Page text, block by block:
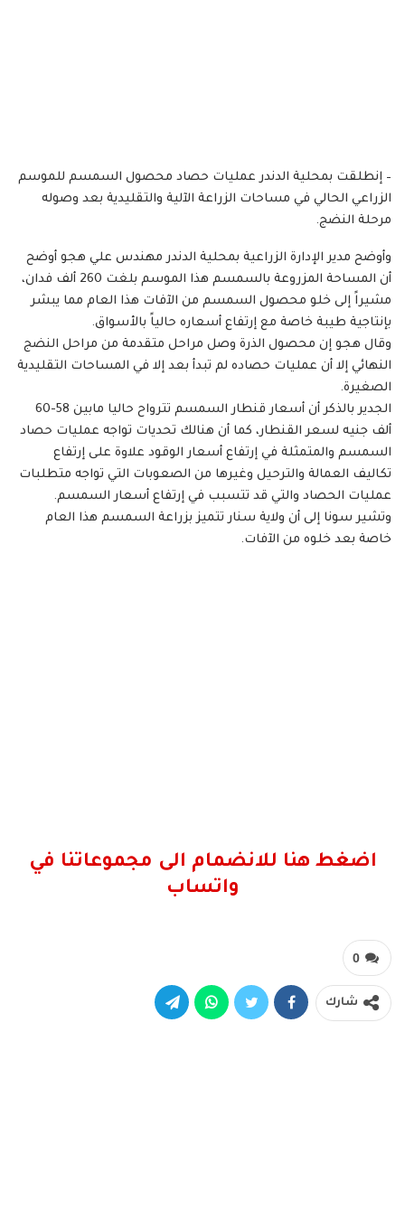
– إنطلقت بمحلية الدندر عمليات حصاد محصول السمسم للموسم
الزراعي الحالي في مساحات الزراعة الآلية والتقليدية بعد وصوله
مرحلة النضج.
وأوضح مدير الإدارة الزراعية بمحلية الدندر مهندس علي هجو أوضح
أن المساحة المزروعة بالسمسم هذا الموسم بلغت 260 ألف فدان،
مشيراً إلى خلو محصول السمسم من الآفات هذا العام مما يبشر
بإنتاجية طيبة خاصة مع إرتفاع أسعاره حالياً بالأسواق.
وقال هجو إن محصول الذرة وصل مراحل متقدمة من مراحل النضج
النهائي إلا أن عمليات حصاده لم تبدأ بعد إلا في المساحات التقليدية
الصغيرة.
الجدير بالذكر أن أسعار قنطار السمسم تترواح حاليا مابين 58-60
ألف جنيه لسعر القنطار، كما أن هنالك تحديات تواجه عمليات حصاد
السمسم والمتمثلة في إرتفاع أسعار الوقود علاوة على إرتفاع
تكاليف العمالة والترحيل وغيرها من الصعوبات التي تواجه متطلبات
عمليات الحصاد والتي قد تتسبب في إرتفاع أسعار السمسم.
وتشير سونا إلى أن ولاية سنار تتميز بزراعة السمسم هذا العام
خاصة بعد خلوه من الآفات.
اضغط هنا للانضمام الى مجموعاتنا في
واتساب
0
شارك